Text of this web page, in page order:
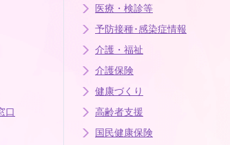
口
医療・検診等
予防接種･感染症情報
介護・福祉
介護保険
健康づくり
高齢者支援
国民健康保険